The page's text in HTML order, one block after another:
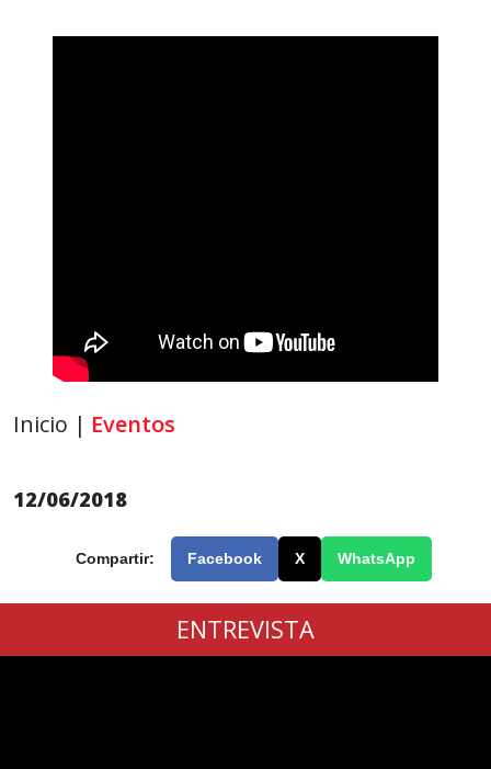
Inicio | Eventos
12/06/2018
Compartir: Facebook X WhatsApp
ENTREVISTA